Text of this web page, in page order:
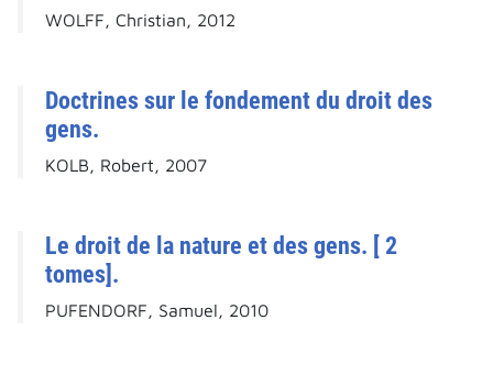
WOLFF, Christian, 2012
Doctrines sur le fondement du droit des
gens.
KOLB, Robert, 2007
Le droit de la nature et des gens. [ 2
tomes].
PUFENDORF, Samuel, 2010